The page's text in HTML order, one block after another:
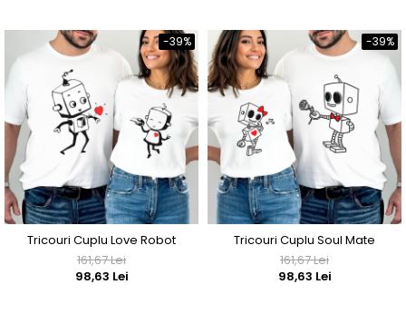
-39%
Tricouri Cuplu Love Robot
161,67 Lei
98,63 Lei
-39%
Tricouri Cuplu Soul Mate
161,67 Lei
98,63 Lei